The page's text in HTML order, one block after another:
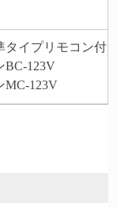
タイプリモコン付
BC-123V
MC-123V